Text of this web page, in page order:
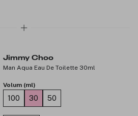
Jimmy Choo
Man Aqua Eau De Toilette 30ml
Volum (ml)
100 30 50